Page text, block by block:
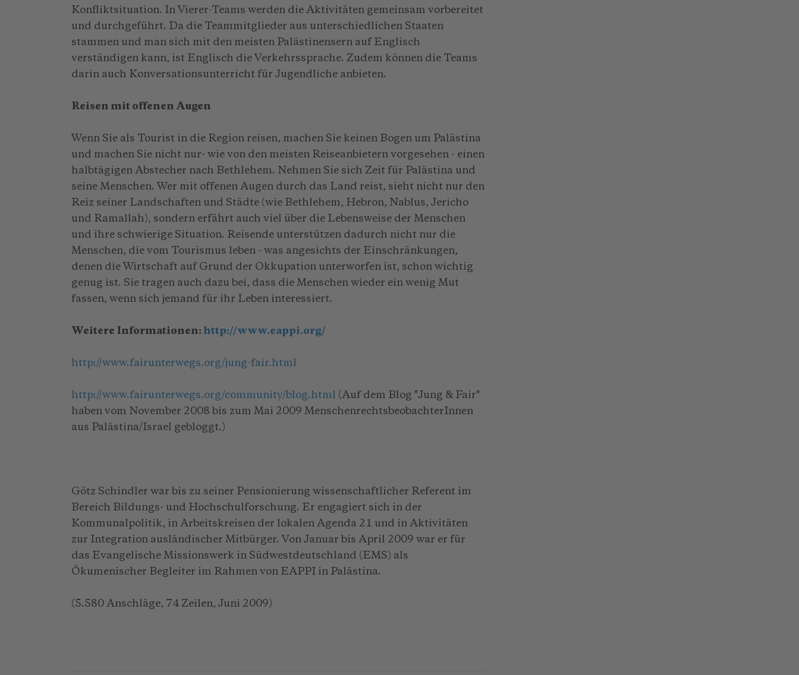
Konfliktsituation. In Vierer-Teams werden die Aktivitäten gemeinsam vorbereitet
und durchgeführt. Da die Teammitglieder aus unterschiedlichen Staaten
stammen und man sich mit den meisten Palästinensern auf Englisch
verständigen kann, ist Englisch die Verkehrssprache. Zudem können die Teams
darin auch Konversationsunterricht für Jugendliche anbieten.
Reisen mit offenen Augen
Wenn Sie als Tourist in die Region reisen, machen Sie keinen Bogen um Palästina
und machen Sie nicht nur- wie von den meisten Reiseanbietern vorgesehen - einen
halbtägigen Abstecher nach Bethlehem. Nehmen Sie sich Zeit für Palästina und
seine Menschen. Wer mit offenen Augen durch das Land reist, sieht nicht nur den
Reiz seiner Landschaften und Städte (wie Bethlehem, Hebron, Nablus, Jericho
und Ramallah), sondern erfährt auch viel über die Lebensweise der Menschen
und ihre schwierige Situation. Reisende unterstützen dadurch nicht nur die
Menschen, die vom Tourismus leben - was angesichts der Einschränkungen,
denen die Wirtschaft auf Grund der Okkupation unterworfen ist, schon wichtig
genug ist. Sie tragen auch dazu bei, dass die Menschen wieder ein wenig Mut
fassen, wenn sich jemand für ihr Leben interessiert.
Weitere Informationen: http://www.eappi.org/
http://www.fairunterwegs.org/jung-fair.html
http://www.fairunterwegs.org/community/blog.html (Auf dem Blog "Jung & Fair"
haben vom November 2008 bis zum Mai 2009 MenschenrechtsbeobachterInnen
aus Palästina/Israel gebloggt.)
Götz Schindler war bis zu seiner Pensionierung wissenschaftlicher Referent im
Bereich Bildungs- und Hochschulforschung. Er engagiert sich in der
Kommunalpolitik, in Arbeitskreisen der lokalen Agenda 21 und in Aktivitäten
zur Integration ausländischer Mitbürger. Von Januar bis April 2009 war er für
das Evangelische Missionswerk in Südwestdeutschland (EMS) als
Ökumenischer Begleiter im Rahmen von EAPPI in Palästina.
(5.580 Anschläge, 74 Zeilen, Juni 2009)